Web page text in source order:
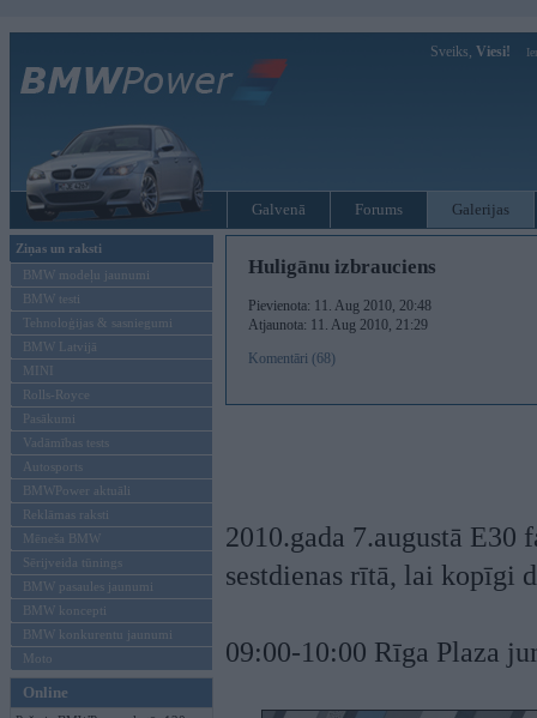
Sveiks, Viesi!
Galvenā Forums Galerijas
Ziņas un raksti
BMW modeļu jaunumi
BMW testi
Tehnoloģijas & sasniegumi
BMW Latvijā
MINI
Rolls-Royce
Pasākumi
Vadāmības tests
Autosports
BMWPower aktuāli
Reklāmas raksti
Mēneša BMW
Sērijveida tūnings
BMW pasaules jaunumi
BMW koncepti
BMW konkurentu jaunumi
Moto
Online
Huligānu izbrauciens
Pievienota: 11. Aug 2010, 20:48
Atjaunota: 11. Aug 2010, 21:29
Komentāri (68)
2010.gada 7.augustā
sestdienas rītā, lai kopīgi
09:00-10:00 Rīga Plaza